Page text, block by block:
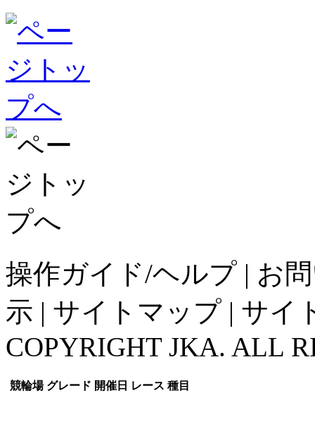
操作ガイド/ヘルプ | お
示 | サイトマップ | サイ
COPYRIGHT JKA. ALL
競輪場 グレード 開催日 レース 種目